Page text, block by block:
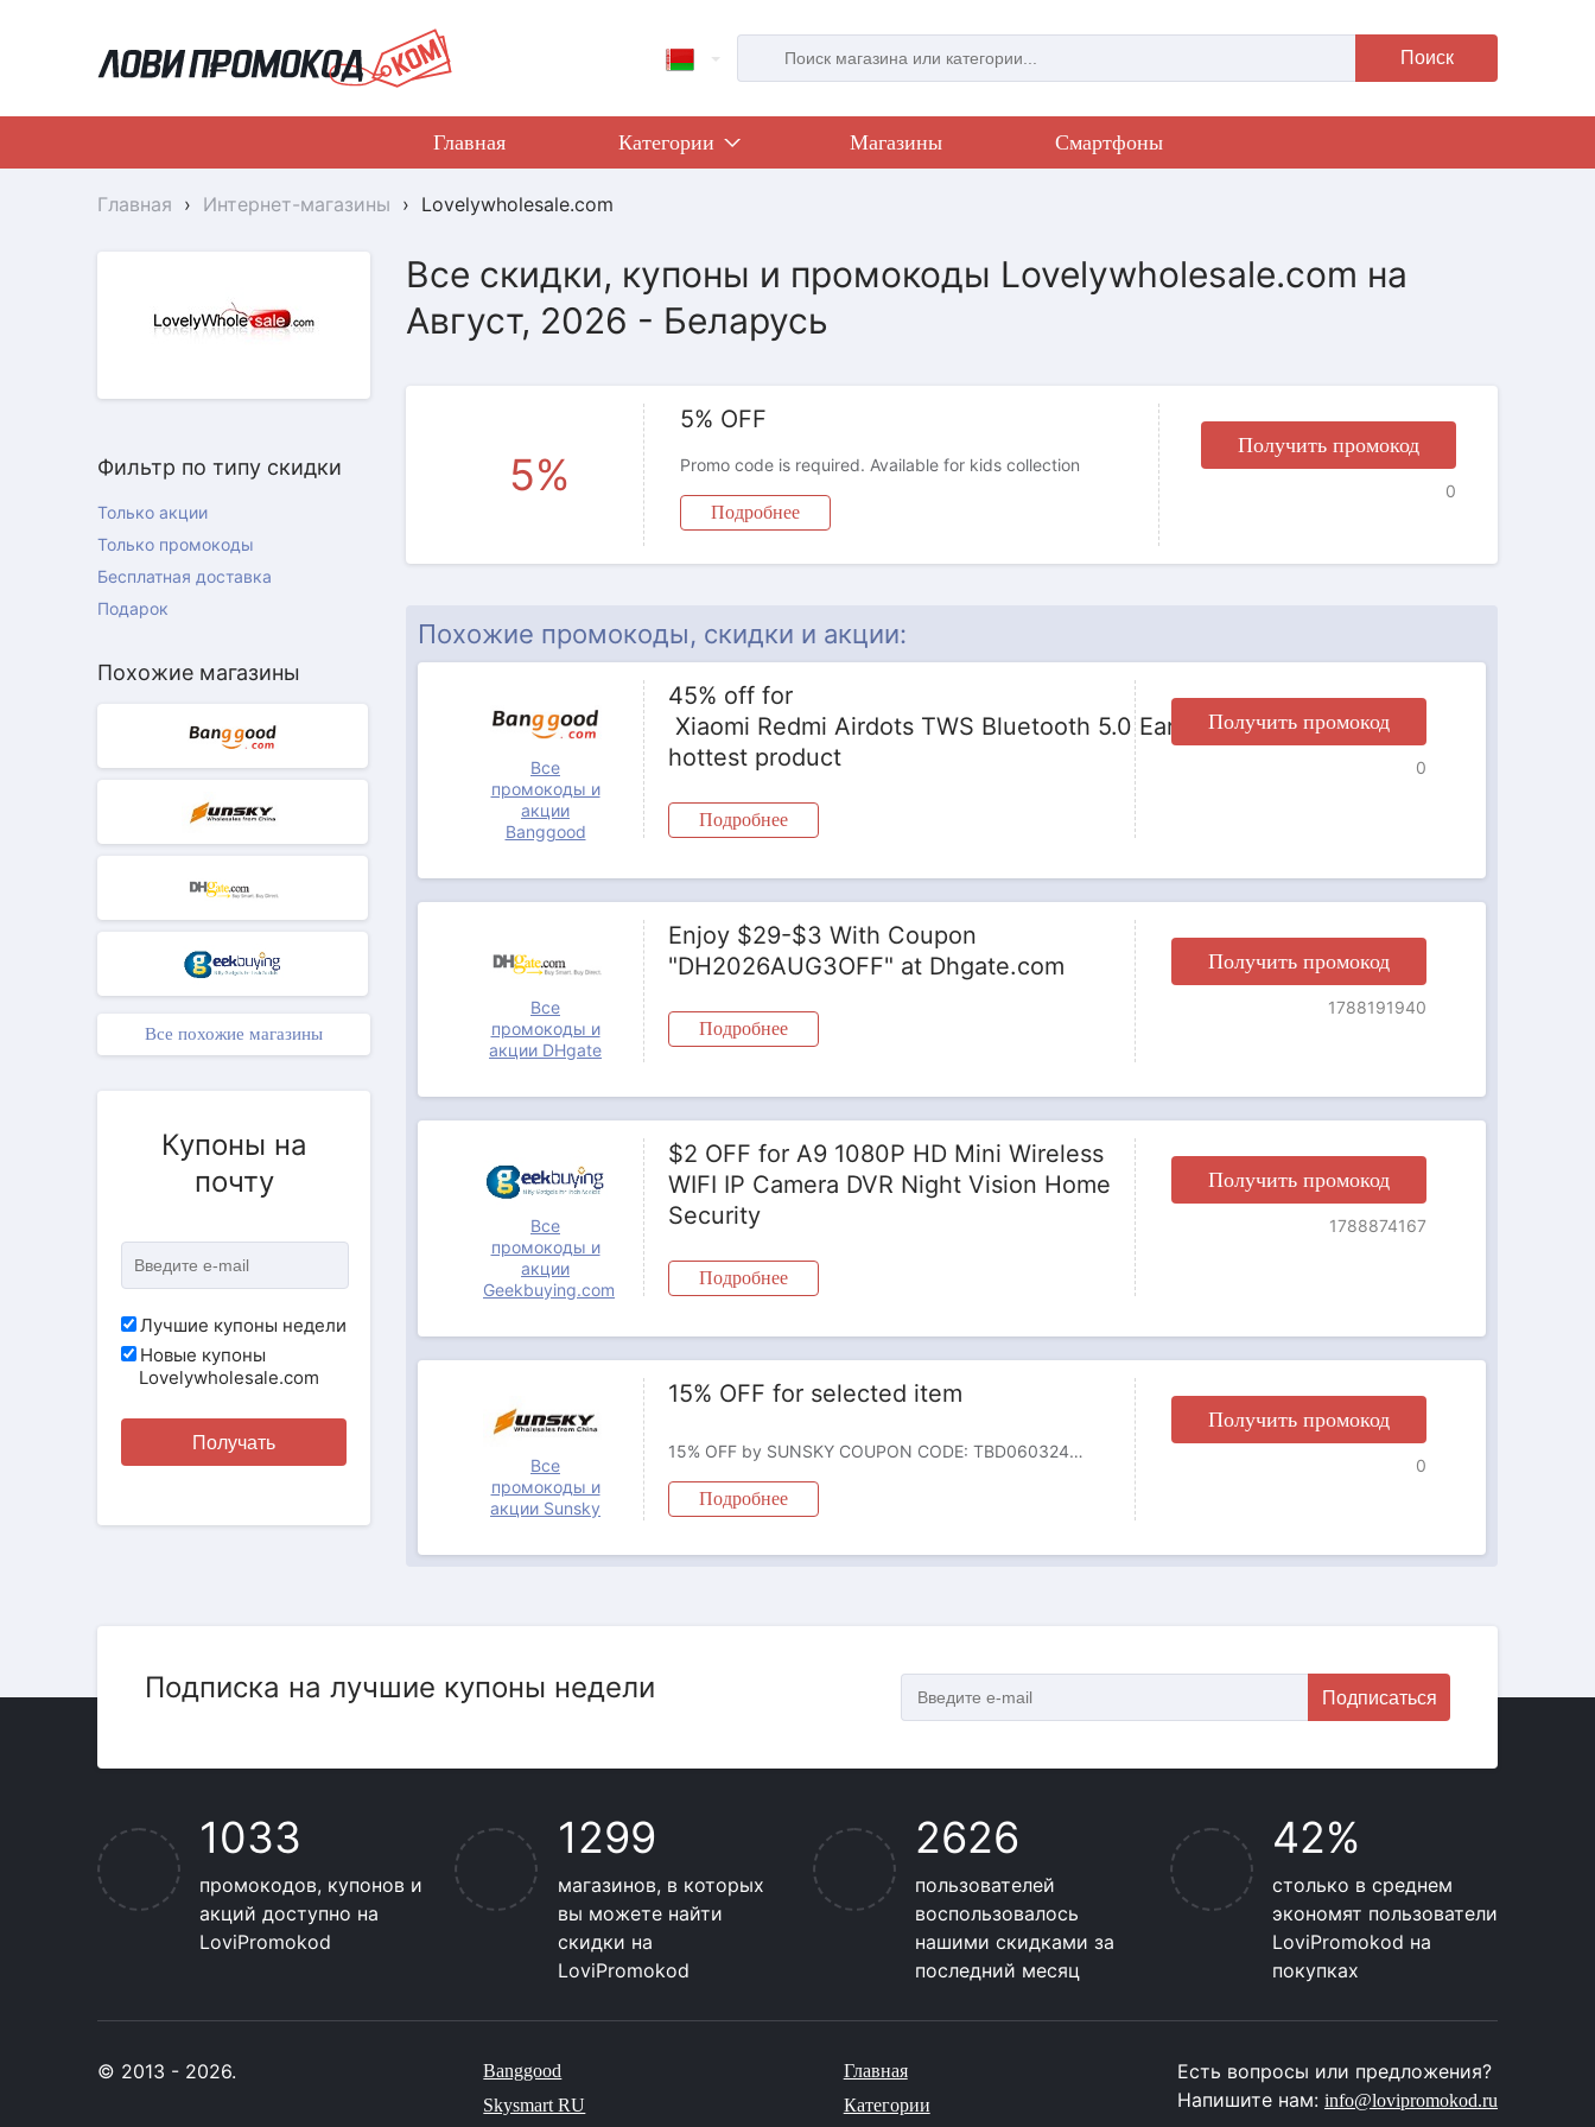
Поиск
Главная Категории Магазины Смартфоны
Главная › Интернет-магазины › Lovelywholesale.com
Все скидки, купоны и промокоды Lovelywholesale.com на
Август, 2026 - Беларусь
Фильтр по типу скидки
Только акции
Только промокоды
Бесплатная доставка
Подарок
Похожие магазины
Все похожие магазины
Купоны на
почту
Лучшие купоны недели
Новые купоны
Lovelywholesale.com
Получать
ПРОМОКОД
5%
5% OFF
Promo code is required. Available for kids collection
Подробнее
Получить промокод
0
Похожие промокоды, скидки и акции:
ПРОМОКОД
Все
промокоды и
акции
Banggood
45% off for
Xiaomi Redmi Airdots TWS Bluetooth 5.0 Earphone
hottest product
Подробнее
Получить промокод
0
ПРОМОКОД
Все
промокоды и
акции DHgate
Enjoy $29-$3 With Coupon
"DH2026AUG3OFF" at Dhgate.com
Подробнее
Получить промокод
1788191940
ПРОМОКОД
Все
промокоды и
акции
Geekbuying.com
$2 OFF for A9 1080P HD Mini Wireless
WIFI IP Camera DVR Night Vision Home
Security
Подробнее
Получить промокод
1788874167
ПРОМОКОД
Все
промокоды и
акции Sunsky
15% OFF for selected item
15% OFF by SUNSKY COUPON CODE: TBD0603245301 for 4pairs Anti-slip Dotted Rubber Trampoline Socks Toddler Socks For Children 1-5 Years Old(Rose Red)
Подробнее
Получить промокод
0
Подписка на лучшие купоны недели Подписаться
1033
промокодов, купонов и
акций доступно на
LoviPromokod
1299
магазинов, в которых
вы можете найти
скидки на
LoviPromokod
2626
пользователей
воспользовалось
нашими скидками за
последний месяц
42%
столько в среднем
экономят пользователи
LoviPromokod на
покупках
© 2013 - 2026.
Banggood
Skysmart RU
Главная
Категории
Есть вопросы или предложения?
Напишите нам:info@lovipromokod.ru